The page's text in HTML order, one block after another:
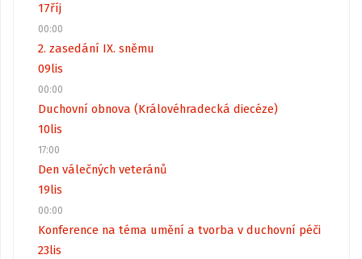
17říj
00:00
2. zasedání IX. sněmu
09lis
00:00
Duchovní obnova (Královéhradecká diecéze)
10lis
17:00
Den válečných veteránů
19lis
00:00
Konference na téma umění a tvorba v duchovní péči
23lis